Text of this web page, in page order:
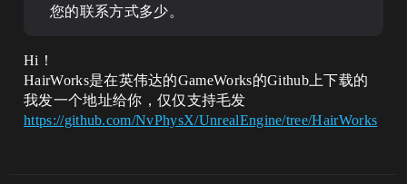
您的联系方式多少。
Hi！
HairWorks是在英伟达的GameWorks的Github上下载的
我发一个地址给你，仅仅支持毛发
https://github.com/NvPhysX/UnrealEngine/tree/HairWorks